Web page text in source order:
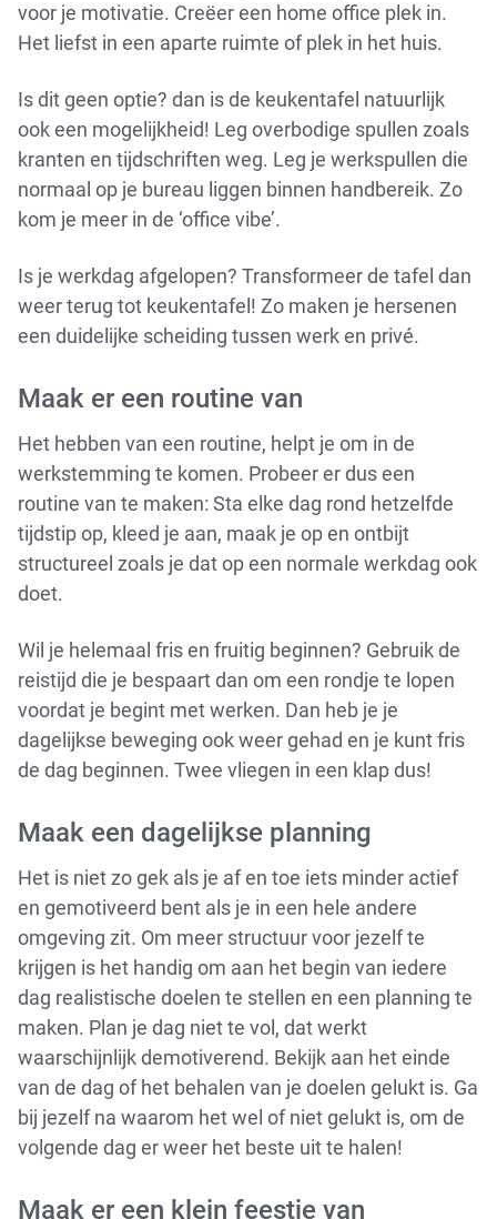
voor je motivatie. Creëer een home office plek in.
Het liefst in een aparte ruimte of plek in het huis.
Is dit geen optie? dan is de keukentafel natuurlijk
ook een mogelijkheid! Leg overbodige spullen zoals
kranten en tijdschriften weg. Leg je werkspullen die
normaal op je bureau liggen binnen handbereik. Zo
kom je meer in de ‘office vibe’.
Is je werkdag afgelopen? Transformeer de tafel dan
weer terug tot keukentafel! Zo maken je hersenen
een duidelijke scheiding tussen werk en privé.
Maak er een routine van
Het hebben van een routine, helpt je om in de
werkstemming te komen. Probeer er dus een
routine van te maken: Sta elke dag rond hetzelfde
tijdstip op, kleed je aan, maak je op en ontbijt
structureel zoals je dat op een normale werkdag ook
doet.
Wil je helemaal fris en fruitig beginnen? Gebruik de
reistijd die je bespaart dan om een rondje te lopen
voordat je begint met werken. Dan heb je je
dagelijkse beweging ook weer gehad en je kunt fris
de dag beginnen. Twee vliegen in een klap dus!
Maak een dagelijkse planning
Het is niet zo gek als je af en toe iets minder actief
en gemotiveerd bent als je in een hele andere
omgeving zit. Om meer structuur voor jezelf te
krijgen is het handig om aan het begin van iedere
dag realistische doelen te stellen en een planning te
maken. Plan je dag niet te vol, dat werkt
waarschijnlijk demotiverend. Bekijk aan het einde
van de dag of het behalen van je doelen gelukt is. Ga
bij jezelf na waarom het wel of niet gelukt is, om de
volgende dag er weer het beste uit te halen!
Maak er een klein feestje van